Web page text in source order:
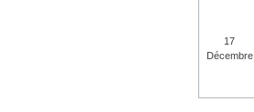
17
Décembre